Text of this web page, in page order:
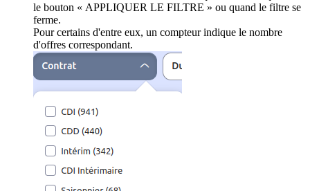
le bouton « APPLIQUER LE FILTRE » ou quand le filtre se
ferme.
Pour certains d'entre eux, un compteur indique le nombre
d'offres correspondant.